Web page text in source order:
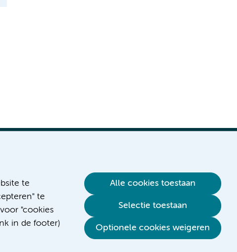
te
te
"cookies
in de footer)
Alle cookies toestaan
Selectie toestaan
Optionele cookies weigeren
Verwijzen & diagnostiek